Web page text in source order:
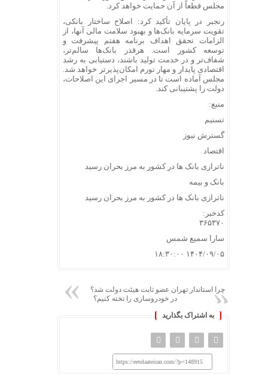
مجلس قطعاً از آن حمایت خواهد کرد.
رنجبر در پایان تأکید کرد: اصلاح ساختار بانکی،
تقویت سرمایه بانک‌ها و بهبود سلامت مالی آنها، از
الزامات تحقق اهداف برنامه هفتم پیشرفت و
توسعه کشور است. هرقدر بانک‌ها سالم‌تر،
شفاف‌تر و در خدمت تولید باشند، دستیابی به رشد
اقتصادی پایدار و مهار تورم امکان‌پذیرتر خواهد شد.
مجلس آماده است تا در مسیر اجرای این اصلاحات،
دولت را پشتیبانی کند.
منبع:
تسنیم
گسترش نیوز
اقتصاد
ناترازی بانک ها در کشور به مرز بحران رسید
بانک و بیمه
ناترازی بانک ها در کشور به مرز بحران رسید
کدخبر:
۳۶۵۳۷۰
سارا سمیع شمس
۱۴۰۴/۰۹/۰۵ ۱۸:۳۰:۰۰
چرا استاندار تهران عضو ثابت هیئت دولت شد؟
در خودروسازی را تخته کنیم؟
به اشتراک بگذارید
https://eetelaateiran.com/?p=148915